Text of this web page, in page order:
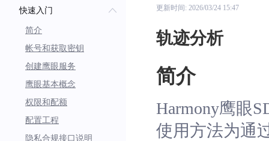
快速入门
简介
帐号和获取密钥
创建鹰眼服务
鹰眼基本概念
权限和配额
配置工程
隐私合规接口说明
更新时间: 2026/03/24 15:47
轨迹分析
简介
Harmony鹰眼
使用方法为通